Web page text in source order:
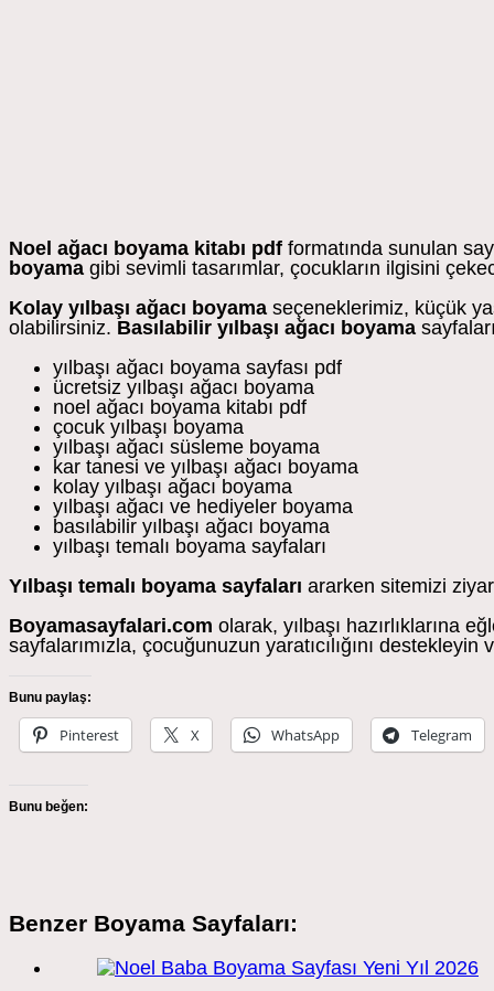
Noel ağacı boyama kitabı pdf formatında sunulan
boyama gibi sevimli tasarımlar, çocukların ilgisini
Kolay yılbaşı ağacı boyama seçeneklerimiz, küçük
olabilirsiniz. Basılabilir yılbaşı ağacı boyama
yılbaşı ağacı boyama sayfası pdf
ücretsiz yılbaşı ağacı boyama
noel ağacı boyama kitabı pdf
çocuk yılbaşı boyama
yılbaşı ağacı süsleme boyama
kar tanesi ve yılbaşı ağacı boyama
kolay yılbaşı ağacı boyama
yılbaşı ağacı ve hediyeler boyama
basılabilir yılbaşı ağacı boyama
yılbaşı temalı boyama sayfaları
Yılbaşı temalı boyama sayfaları ararken sitemizi
Boyamasayfalari.com olarak, yılbaşı hazırlıklarına
sayfalarımızla, çocuğunuzun yaratıcılığını
Bunu paylaş:
Pinterest X WhatsApp Telegram
Bunu beğen:
Benzer Boyama Sayfaları: